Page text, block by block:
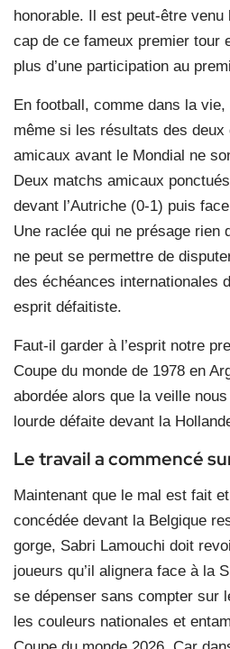
honorable. Il est peut-être
cap de ce fameux premier tour
plus d’une participation au
En football, comme dans la vie,
même si les résultats des deux
amicaux avant le Mondial ne
Deux matchs amicaux
devant l’Autriche (0-1) puis
Une raclée qui ne présage rien
ne peut se permettre de
des échéances internationales
esprit défaitiste.
Faut-il garder à l’esprit notre
Coupe du monde de 1978 en
abordée alors que la veille
lourde défaite devant la
Le travail a commencé
Maintenant que le mal est fait
concédée devant la Belgique
gorge, Sabri Lamouchi doit
joueurs qu’il alignera face à la
se dépenser sans compter sur
les couleurs nationales et